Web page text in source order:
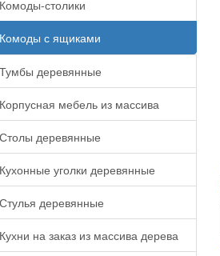
Комоды-столики
Комоды с ящиками
Тумбы деревянные
Корпусная мебель из массива
Столы деревянные
Кухонные уголки деревянные
Стулья деревянные
Кухни на заказ из массива дерева